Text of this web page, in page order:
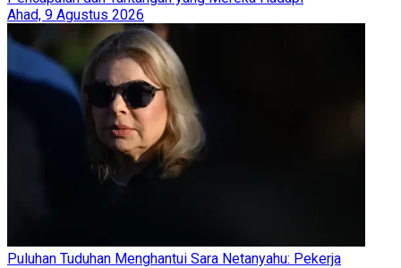
Ahad, 9 Agustus 2026
Puluhan Tuduhan Menghantui Sara Netanyahu: Pekerja